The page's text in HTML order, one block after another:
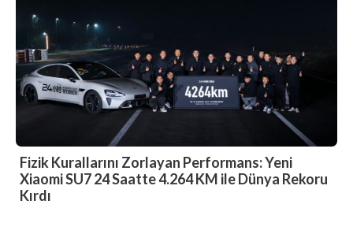
Fizik Kurallarını Zorlayan Performans: Yeni
Xiaomi SU7 24 Saatte 4.264 KM ile Dünya Rekoru
Kırdı